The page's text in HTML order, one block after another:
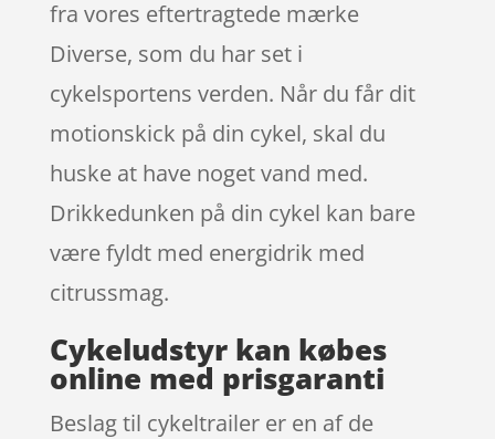
fra vores eftertragtede mærke
Diverse, som du har set i
cykelsportens verden. Når du får dit
motionskick på din cykel, skal du
huske at have noget vand med.
Drikkedunken på din cykel kan bare
være fyldt med energidrik med
citrussmag.
Cykeludstyr kan købes
online med prisgaranti
Beslag til cykeltrailer er en af de